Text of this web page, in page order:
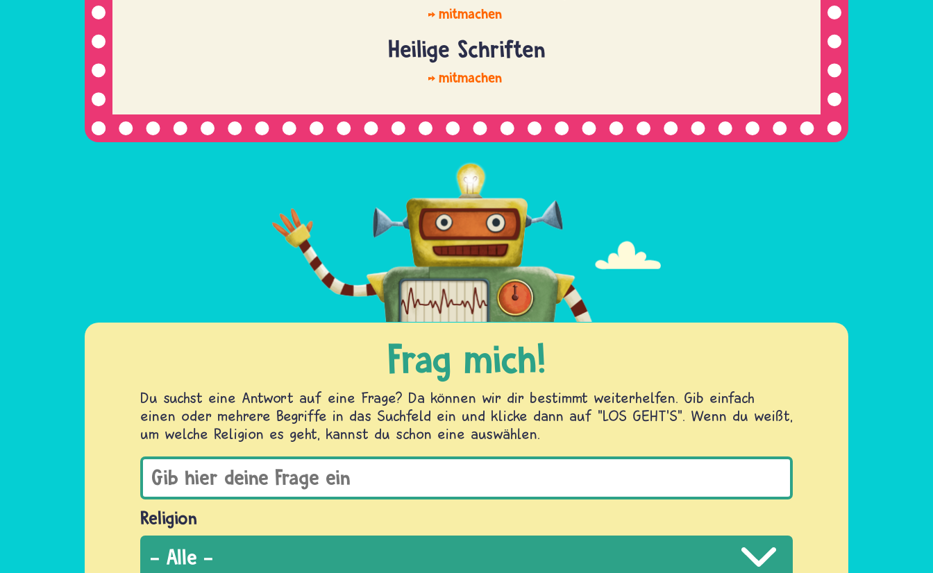
mitmachen
Heilige Schriften
mitmachen
Frag mich!
Du suchst eine Antwort auf eine Frage? Da können wir dir bestimmt weiterhelfen. Gib einfach
einen oder mehrere Begriffe in das Suchfeld ein und klicke dann auf "LOS GEHT'S". Wenn du weißt,
um welche Religion es geht, kannst du schon eine auswählen.
Religion